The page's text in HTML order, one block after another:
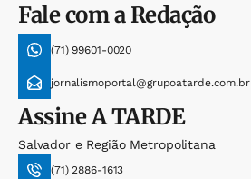
Fale com a Redação
(71) 99601-0020
jornalismoportal@grupoatarde.com.br
AssineA TARDE
Salvador e Região Metropolitana
(71) 2886-1613